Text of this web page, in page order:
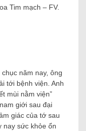
Tim mạch – FV.
năm nay, ông
tới bệnh viện. Anh
mùi nằm viện”
giới sau đại
giác của tớ sau
nay sức khỏe ổn